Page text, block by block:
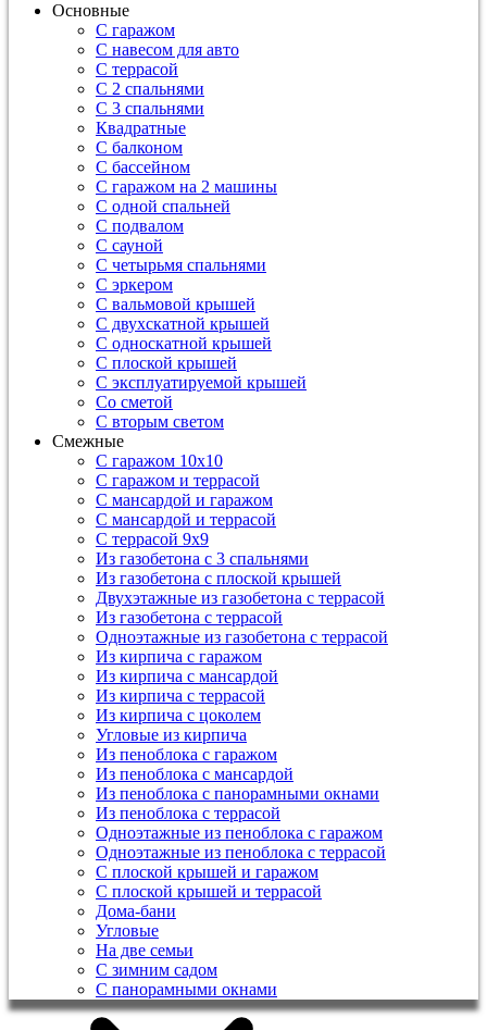
Основные
С гаражом
С навесом для авто
С террасой
С 2 спальнями
С 3 спальнями
Квадратные
С балконом
С бассейном
С гаражом на 2 машины
С одной спальней
С подвалом
С сауной
С четырьмя спальнями
С эркером
С вальмовой крышей
С двухскатной крышей
С односкатной крышей
С плоской крышей
С эксплуатируемой крышей
Со сметой
С вторым светом
Смежные
С гаражом 10х10
С гаражом и террасой
С мансардой и гаражом
С мансардой и террасой
С террасой 9х9
Из газобетона с 3 спальнями
Из газобетона с плоской крышей
Двухэтажные из газобетона с террасой
Из газобетона с террасой
Одноэтажные из газобетона с террасой
Из кирпича с гаражом
Из кирпича с мансардой
Из кирпича с террасой
Из кирпича с цоколем
Угловые из кирпича
Из пеноблока с гаражом
Из пеноблока с мансардой
Из пеноблока с панорамными окнами
Из пеноблока с террасой
Одноэтажные из пеноблока с гаражом
Одноэтажные из пеноблока с террасой
С плоской крышей и гаражом
С плоской крышей и террасой
Дома-бани
Угловые
На две семьи
С зимним садом
С панорамными окнами